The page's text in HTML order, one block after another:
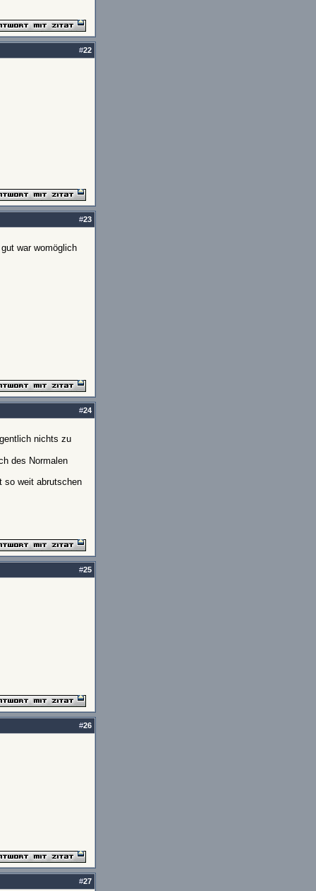
#22
#23
war womöglich
#24
nichts zu
des Normalen
so weit abrutschen
#25
#26
#27